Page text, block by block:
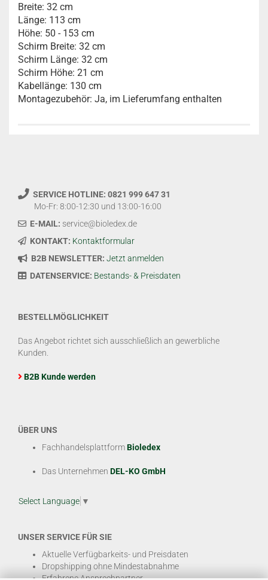
Breite: 32 cm
Länge: 113 cm
Höhe: 50 - 153 cm
Schirm Breite: 32 cm
Schirm Länge: 32 cm
Schirm Höhe: 21 cm
Kabellänge: 130 cm
Montagezubehör: Ja, im Lieferumfang enthalten
SERVICE HOTLINE: 0821 999 647 31
Mo-Fr: 8:00-12:30 und 13:00-16:00
E-MAIL: service@bioledex.de
KONTAKT: Kontaktformular
B2B NEWSLETTER: Jetzt anmelden
DATENSERVICE: Bestands- & Preisdaten
BESTELLMÖGLICHKEIT
Das Angebot richtet sich ausschließlich an gewerbliche
Kunden.
B2B Kunde werden
ÜBER UNS
FachhandelsplattformBioledex
Das Unternehmen DEL-KO GmbH
Select Language ▼
UNSER SERVICE FÜR SIE
Aktuelle Verfügbarkeits- und Preisdaten
Dropshipping ohne Mindestabnahme